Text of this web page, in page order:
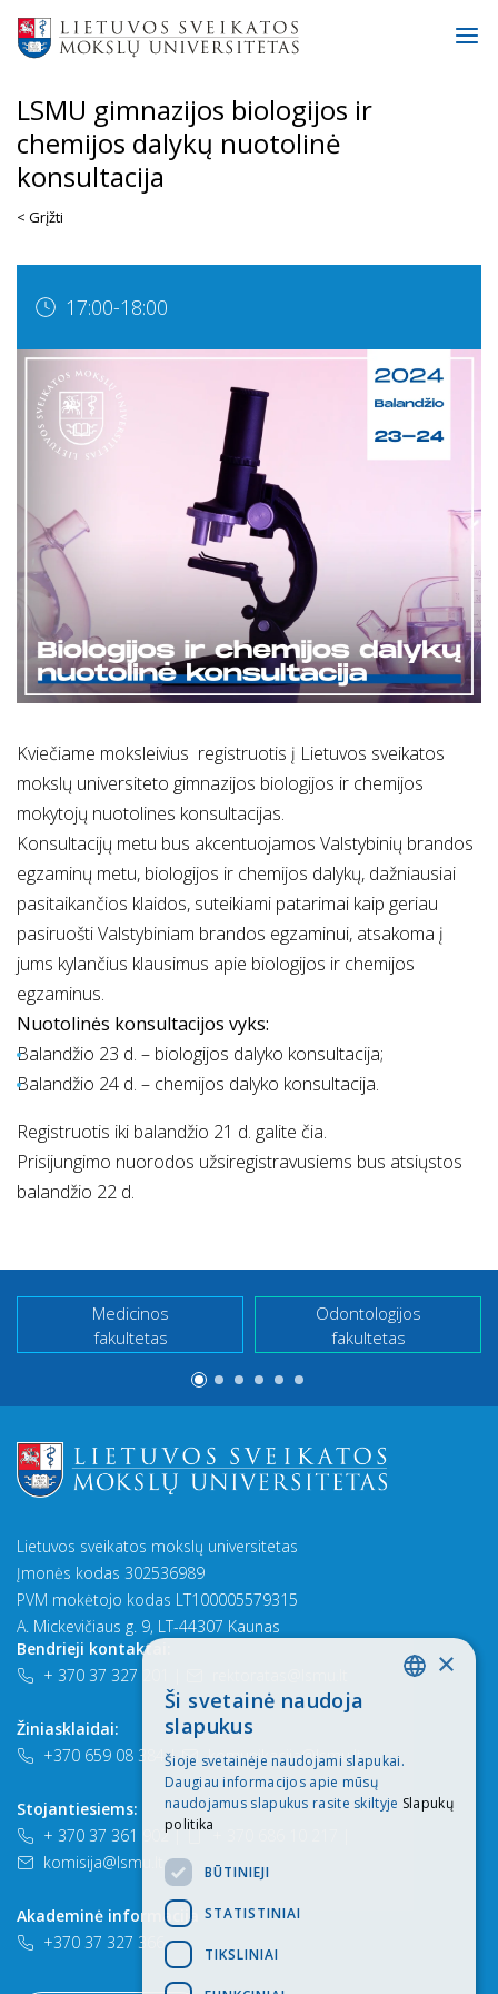
LSMU gimnazijos biologijos ir
chemijos dalykų nuotolinė
konsultacija
< Grįžti
17:00-18:00
Kviečiame moksleivius registruotis į Lietuvos sveikatos
mokslų universiteto gimnazijos biologijos ir chemijos
mokytojų nuotolines konsultacijas.
Konsultacijų metu bus akcentuojamos Valstybinių brandos
egzaminų metu, biologijos ir chemijos dalykų, dažniausiai
pasitaikančios klaidos, suteikiami patarimai kaip geriau
pasiruošti Valstybiniam brandos egzaminui, atsakoma į
jums kylančius klausimus apie biologijos ir chemijos
egzaminus.
Nuotolinės konsultacijos vyks:
Balandžio 23 d. – biologijos dalyko konsultacija;
Balandžio 24 d. – chemijos dalyko konsultacija.
Registruotis iki balandžio 21 d. galite čia.
Prisijungimo nuorodos užsiregistravusiems bus atsiųstos
balandžio 22 d.
Medicinos
fakultetas
Odontologijos
fakultetas
Lietuvos sveikatos mokslų universitetas
Įmonės kodas 302536989
PVM mokėtojo kodas LT100005579315
A. Mickevičiaus g. 9, LT-44307 Kaunas
Bendrieji kontaktai:
+ 370 37 327 201
Žiniasklaidai:
+370 659 08 384
| komunikacija@lsmu.lt
Stojantiesiems:
+ 370 37 361 902 |
komisija@lsmu.lt
Akademinė informacija
+370 37 327 366
×
Ši svetainė naudoja
slapukus
Šioje svetainėje naudojami slapukai.
Daugiau informacijos apie mūsų
naudojamus slapukus rasite skiltyje Slapukų
politika
BŪTINIEJI
STATISTINIAI
TIKSLINIAI